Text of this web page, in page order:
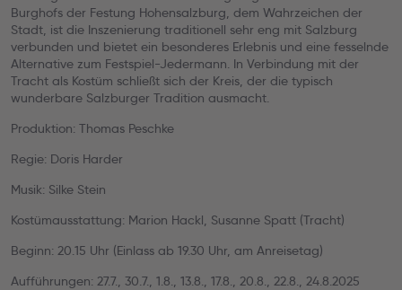
Burghofs der Festung Hohensalzburg, dem Wahrzeichen der
Stadt, ist die Inszenierung traditionell sehr eng mit Salzburg
verbunden und bietet ein besonderes Erlebnis und eine fesselnde
Alternative zum Festspiel-Jedermann. In Verbindung mit der
Tracht als Kostüm schließt sich der Kreis, der die typisch
wunderbare Salzburger Tradition ausmacht.
Produktion: Thomas Peschke
Regie: Doris Harder
Musik: Silke Stein
Kostümausstattung: Marion Hackl, Susanne Spatt (Tracht)
Beginn: 20.15 Uhr (Einlass ab 19.30 Uhr, am Anreisetag)
Aufführungen: 27.7., 30.7., 1.8., 13.8., 17.8., 20.8., 22.8., 24.8.2025